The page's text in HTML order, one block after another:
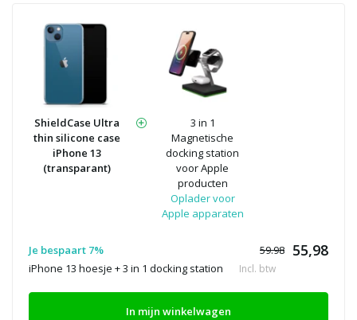
ShieldCase Ultra
thin silicone case
iPhone 13
(transparant)
3 in 1
Magnetische
docking station
voor Apple
producten
Oplader voor
Apple apparaten
Je bespaart 7% 59.98 55,98
iPhone 13 hoesje + 3 in 1 docking station Incl. btw
In mijn winkelwagen